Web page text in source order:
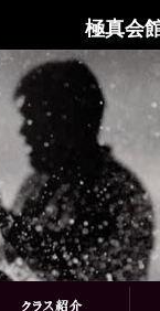
極真会